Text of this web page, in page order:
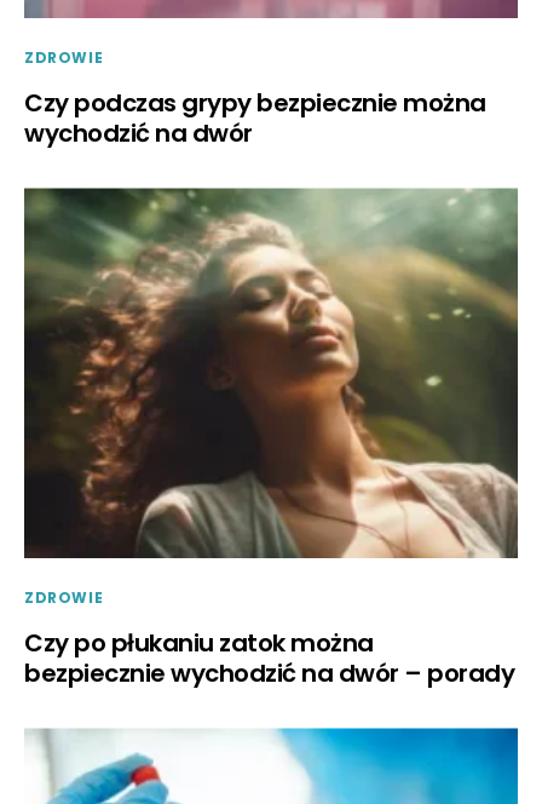
ZDROWIE
Czy podczas grypy bezpiecznie można
wychodzić na dwór
ZDROWIE
Czy po płukaniu zatok można
bezpiecznie wychodzić na dwór – porady